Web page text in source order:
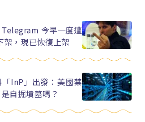
今早一度遭
，現已恢復上架
InP」出發：美國禁
自掘墳墓嗎？